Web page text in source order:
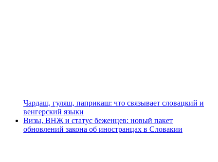
Чардаш, гуляш, паприкаш: что связывает словацкий и
венгерский языки
Визы, ВНЖ и статус беженцев: новый пакет
обновлений закона об иностранцах в Словакии